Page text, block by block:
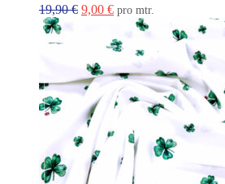
19,90€ Ursprünglicher
19,90 €
9,00 €Aktueller
Preis
ist:
9,00 €.
pro mtr.